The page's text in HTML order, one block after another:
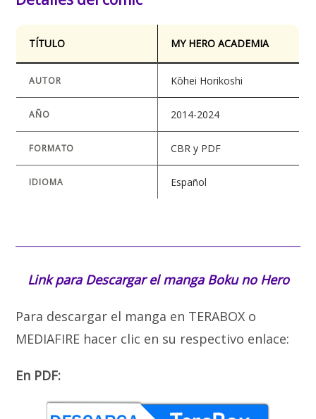
TÍTULO MY HERO ACADEMIA
AUTOR Kōhei Horikoshi
AÑO 2014-2024
FORMATO CBR y PDF
IDIOMA Español
Link para Descargar el manga Boku no Hero
Para descargar el manga en TERABOX o
MEDIAFIRE hacer clic en su respectivo enlace:
En PDF: